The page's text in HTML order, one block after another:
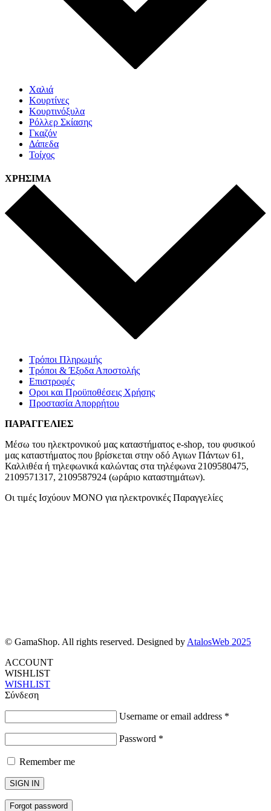
Χαλιά
Κουρτίνες
Κουρτινόξυλα
Ρόλλερ Σκίασης
Γκαζόν
Δάπεδα
Τοίχος
ΧΡΗΣΙΜΑ
Τρόποι Πληρωμής
Τρόποι & Έξοδα Αποστολής
Επιστροφές
Οροι και Προϋποθέσεις Χρήσης
Προστασία Απορρήτου
ΠΑΡΑΓΓΕΛΙΕΣ
Μέσω του ηλεκτρονικού μας καταστήματος e-shop, του φυσικού
μας καταστήματος που βρίσκεται στην οδό Αγιων Πάντων 61,
Καλλιθέα ή τηλεφωνικά καλώντας στα τηλέφωνα 2109580475,
2109571317, 2109587924 (ωράριο καταστημάτων).
Οι τιμές Ισχύουν ΜΟΝΟ για ηλεκτρονικές Παραγγελίες
© GamaShop. All rights reserved. Designed by AtalosWeb 2025
ACCOUNT
WISHLIST
WISHLIST
Σύνδεση
Username or email address *
Password *
Remember me
SIGN IN
Forgot password